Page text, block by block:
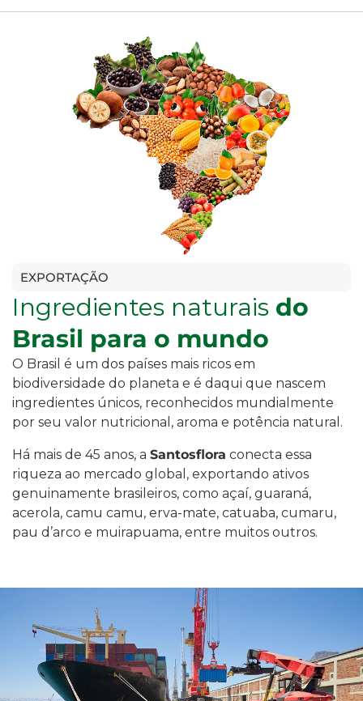
EXPORTAÇÃO
Ingredientes naturais do
Brasil para o mundo
O Brasil é um dos países mais ricos em
biodiversidade do planeta e é daqui que nascem
ingredientes únicos, reconhecidos mundialmente
por seu valor nutricional, aroma e potência natural.
Há mais de 45 anos, a Santosflora conecta essa
riqueza ao mercado global, exportando ativos
genuinamente brasileiros, como açaí, guaraná,
acerola, camu camu, erva-mate, catuaba, cumaru,
pau d’arco e muirapuama, entre muitos outros.